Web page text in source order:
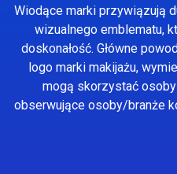
Wiodące marki przywiązują
wizualnego emblematu,
doskonałość. Główne
logo marki makijażu,
mogą skorzystać
obserwujące osoby/branże